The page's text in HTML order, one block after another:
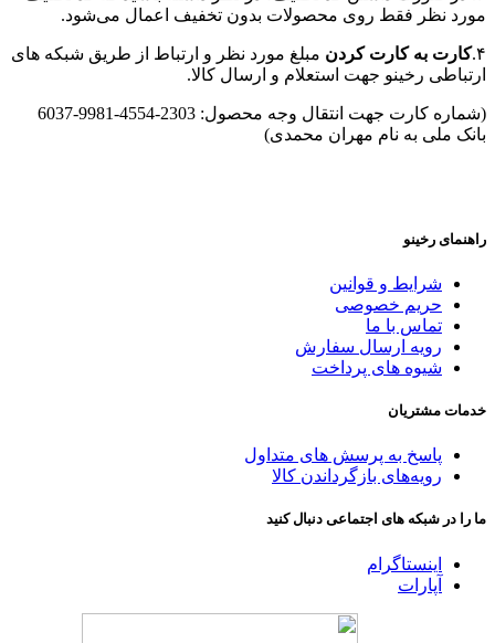
مورد نظر فقط روی محصولات بدون تخفیف اعمال می‌شود.
۴. کارت به کارت کردن مبلغ مورد نظر و ارتباط از طریق شبکه های
ارتباطی رخینو جهت استعلام و ارسال کالا.
(شماره کارت جهت انتقال وجه محصول: 2303-4554-9981-6037
بانک ملی به نام مهران محمدی)
راهنمای رخینو
شرایط و قوانین
حریم خصوصی
تماس با ما
رویه ارسال سفارش
شیوه های پرداخت
خدمات مشتریان
پاسخ به پرسش های متداول
رویه‌های بازگرداندن کالا
ما را در شبکه های اجتماعی دنبال کنید
اینستاگرام
آپارات